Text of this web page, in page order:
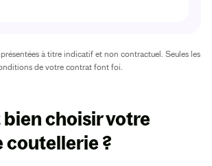
à titre indicatif et non contractuel. Seules les
de votre contrat font foi.
bien choisir votre
coutellerie ?